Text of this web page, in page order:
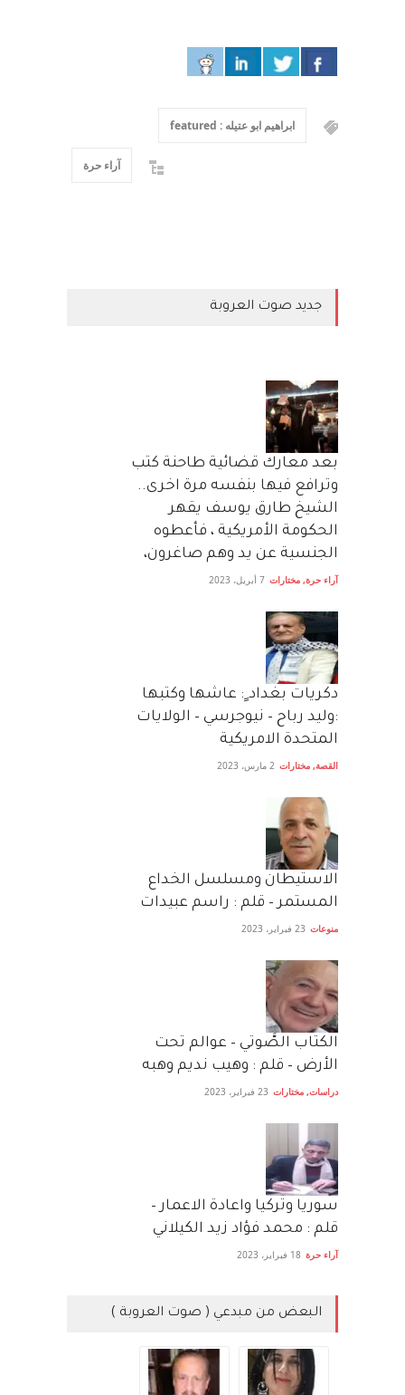
ابراهيم ابو عتيله : featured
آراء حرة
جديد صوت العروبة
بعد معارك قضائية طاحنة كتب
وترافع فيها بنفسه مرة اخرى..
الشيخ طارق يوسف يقهر
الحكومة الأمريكية ، فأعطوه
الجنسية عن يد وهم صاغرون،
آراء حرة, مختارات 7 أبريل، 2023
دكريات بغداد ٍ: عاشها وكتبها
:وليد رباح – نيوجرسي – الولايات
المتحدة الامريكية
القصة, مختارات 2 مارس، 2023
الاستيطان ومسلسل الخداع
المستمر – قلم : راسم عبيدات
منوعات 23 فبراير، 2023
الكتاب الصَّوتي – عوالم تحت
الأرض – قلم : وهيب نديم وهبه
دراسات, مختارات 23 فبراير، 2023
سوريا وتركيا واعادة الاعمار –
قلم : محمد فؤاد زيد الكيلاني
آراء حرة 18 فبراير، 2023
البعض من مبدعي ( صوت العروبة )